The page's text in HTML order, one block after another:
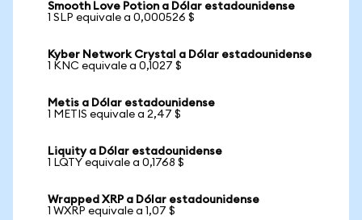
Smooth Love Potion a Dólar estadounidense
1 SLP equivale a 0,000526 $
Kyber Network Crystal a Dólar estadounidense
1 KNC equivale a 0,1027 $
Metis a Dólar estadounidense
1 METIS equivale a 2,47 $
Liquity a Dólar estadounidense
1 LQTY equivale a 0,1768 $
Wrapped XRP a Dólar estadounidense
1 WXRP equivale a 1,07 $